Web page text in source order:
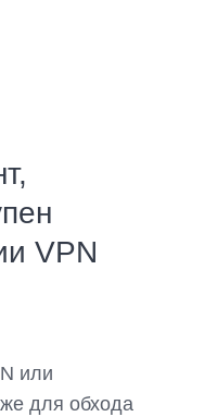
VPN
или
для обхода